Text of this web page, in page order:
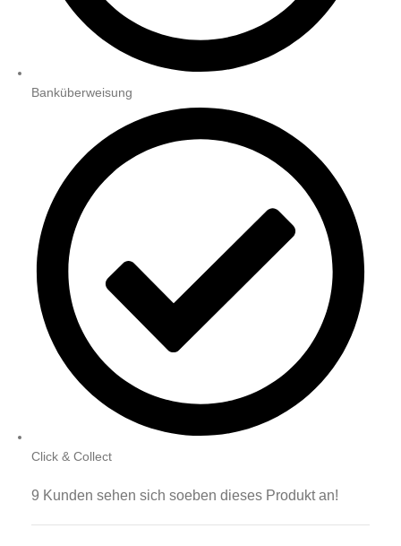
Banküberweisung
Click & Collect
9 Kunden sehen sich soeben dieses Produkt an!